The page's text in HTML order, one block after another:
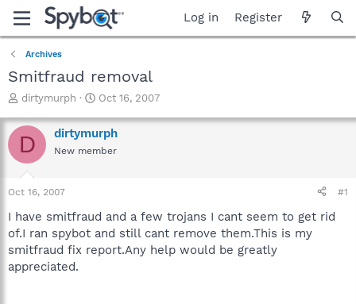
Log in Register
Archives
Smitfraud removal
T
r
e
a
t
a
t
e
r
dirtymurph
S
a
r
t
e
Oct 16, 2007
D dirtymurph
New member
Oct 16, 2007 #1
I have smitfraud and a few trojans I cant seem to get rid
of.I ran spybot and still cant remove them.This is my
smitfraud fix report.Any help would be greatly
appreciated.